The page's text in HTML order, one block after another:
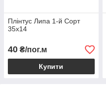
Плінтус Липа 1-й Сорт
35х14
40 ₴/пог.м
Купити